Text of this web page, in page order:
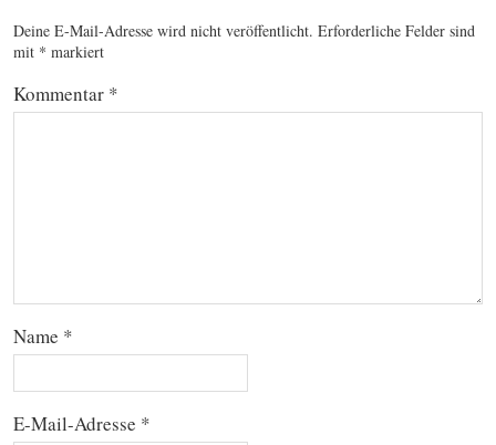
Deine E-Mail-Adresse wird nicht veröffentlicht. Erforderliche Felder sind
mit * markiert
Kommentar *
Name *
E-Mail-Adresse *